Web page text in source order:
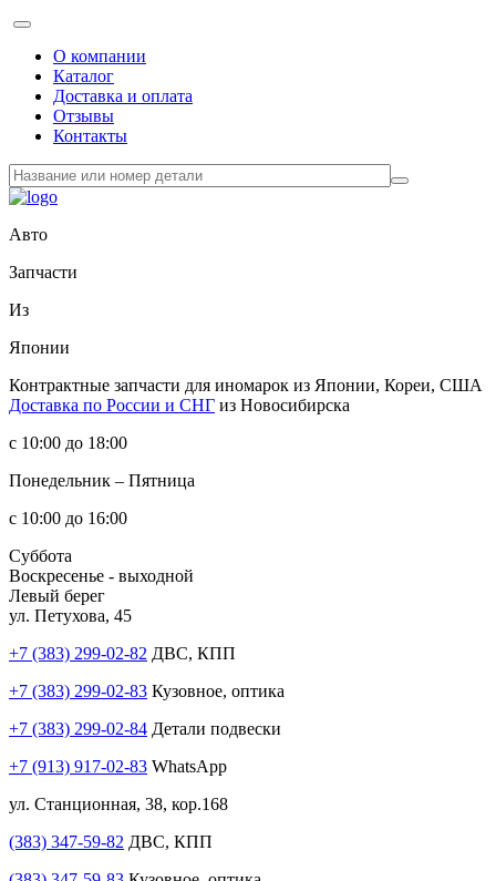
О компании
Каталог
Доставка и оплата
Отзывы
Контакты
Авто
Запчасти
Из
Японии
Контрактные запчасти для иномарок из Японии, Кореи, США
Доставка по России и СНГ из Новосибирска
с 10:00 до 18:00
Понедельник – Пятница
с 10:00 до 16:00
Суббота
Воскресенье - выходной
Левый берег
ул. Петухова, 45
+7 (383) 299-02-82 ДВС, КПП
+7 (383) 299-02-83 Кузовное, оптика
+7 (383) 299-02-84 Детали подвески
+7 (913) 917-02-83 WhatsApp
ул. Станционная, 38, кор.168
(383) 347-59-82 ДВС, КПП